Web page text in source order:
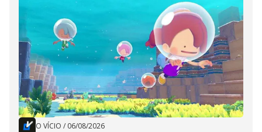
O VÍCIO / 06/08/2026